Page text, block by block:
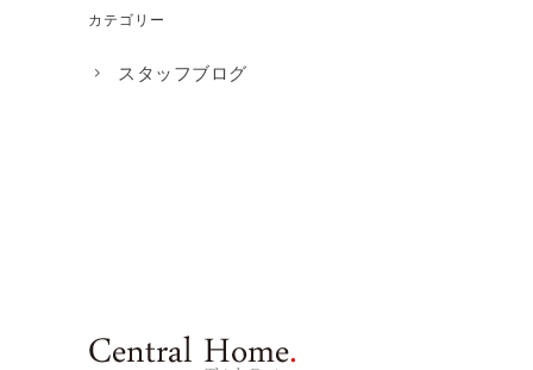
カテゴリー
スタッフブログ